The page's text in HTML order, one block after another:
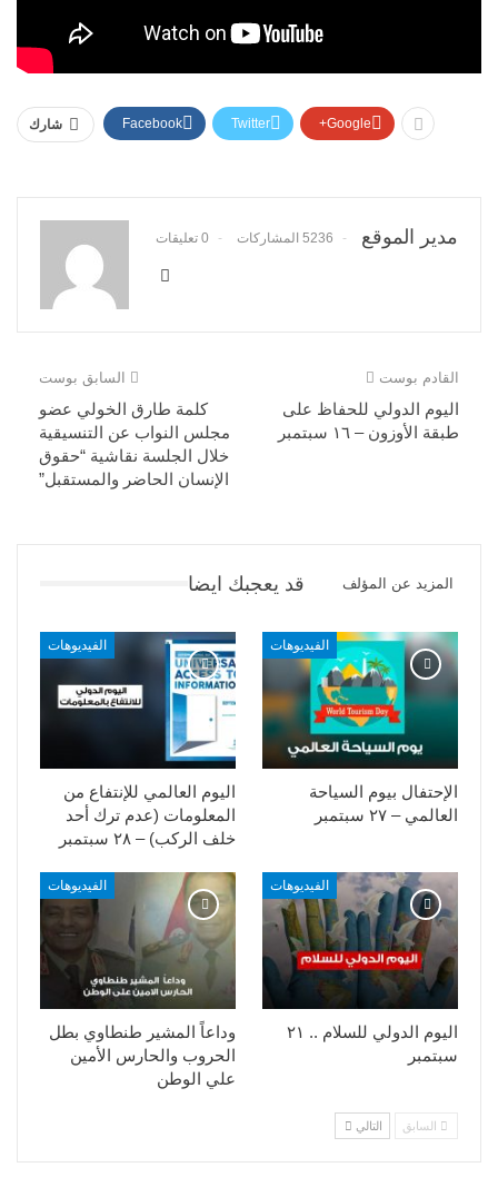
شارك Facebook Twitter Google+
مدير الموقع 5236 المشاركات 0 تعليقات
السابق بوست
كلمة طارق الخولي عضو
مجلس النواب عن التنسيقية
خلال الجلسة نقاشية “حقوق
الإنسان الحاضر والمستقبل”
القادم بوست
اليوم الدولي للحفاظ على
طبقة الأوزون – ١٦ سبتمبر
قد يعجبك ايضا المزيد عن المؤلف
الفيديوهات
اليوم العالمي للإنتفاع من
المعلومات (عدم ترك أحد
خلف الركب) – ٢٨ سبتمبر
الفيديوهات
الإحتفال بيوم السياحة
العالمي – ٢٧ سبتمبر
الفيديوهات
وداعاً المشير طنطاوي بطل
الحروب والحارس الأمين
علي الوطن
الفيديوهات
اليوم الدولي للسلام .. ٢١
سبتمبر
السابق التالي